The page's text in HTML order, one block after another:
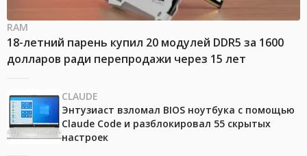
RAM
18-летний парень купил 20 модулей DDR5 за 1600
долларов ради перепродажи через 15 лет
CLAUDE
Энтузиаст взломал BIOS ноутбука с помощью
Claude Code и разблокировал 55 скрытых
настроек